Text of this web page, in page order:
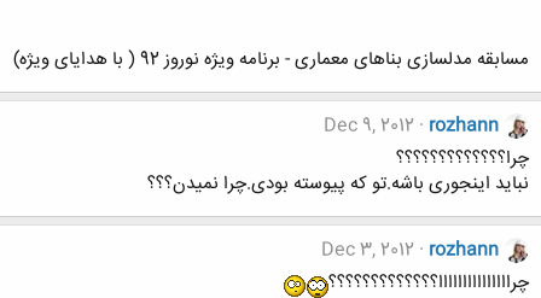
مسابقه مدلسازی بناهای معماری - برنامه ویژه نوروز 92 ( با هدایای ویژه)
rozhann
Dec 9, 2012
چرا؟؟؟؟؟؟؟؟؟؟؟؟؟
نباید اینجوری باشه.تو که پیوسته بودی.چرا نمیدن؟؟؟
rozhann
Dec 3, 2012
چرااااااااااااااا؟؟؟؟؟؟؟؟؟؟؟؟؟